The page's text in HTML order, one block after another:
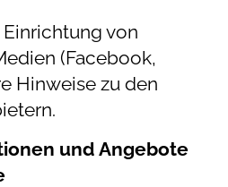
von
(Facebook,
Hinweise zu den
und Angebote